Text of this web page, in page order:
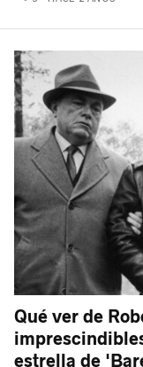
Qué ver de
estrella de